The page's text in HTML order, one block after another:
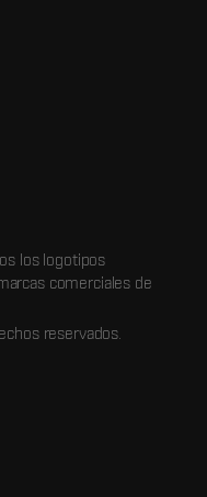
los logotipos
comerciales de
reservados.